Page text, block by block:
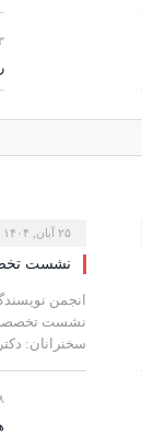
۲۳
۲۵ آبان, ۱۴۰۴
نشست
انجمن
نشست تخصصی
سخنرانان:
۸ آبان, ۱۴۰۴